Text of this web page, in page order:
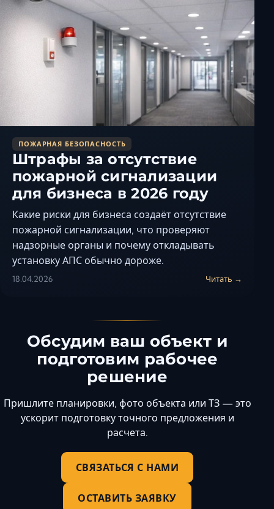
ПОЖАРНАЯ БЕЗОПАСНОСТЬ
Штрафы за отсутствие
пожарной сигнализации
для бизнеса в 2026 году
Какие риски для бизнеса создаёт отсутствие
пожарной сигнализации, что проверяют
надзорные органы и почему откладывать
установку АПС обычно дороже.
18.04.2026 Читать →
Обсудим ваш объект и
подготовим рабочее
решение
Пришлите планировки, фото объекта или ТЗ — это
ускорит подготовку точного предложения и
расчета.
СВЯЗАТЬСЯ С НАМИ
ОСТАВИТЬ ЗАЯВКУ